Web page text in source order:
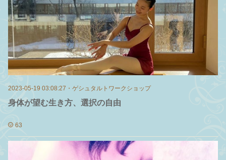
2023-05-19 03:08:27 ・ ゲシュタルトワークショップ
身体が望む生き方、選択の自由
63